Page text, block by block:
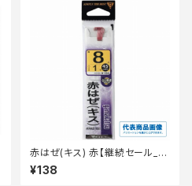
赤はぜ(キス) 赤【継続セール_仕
掛】
¥138